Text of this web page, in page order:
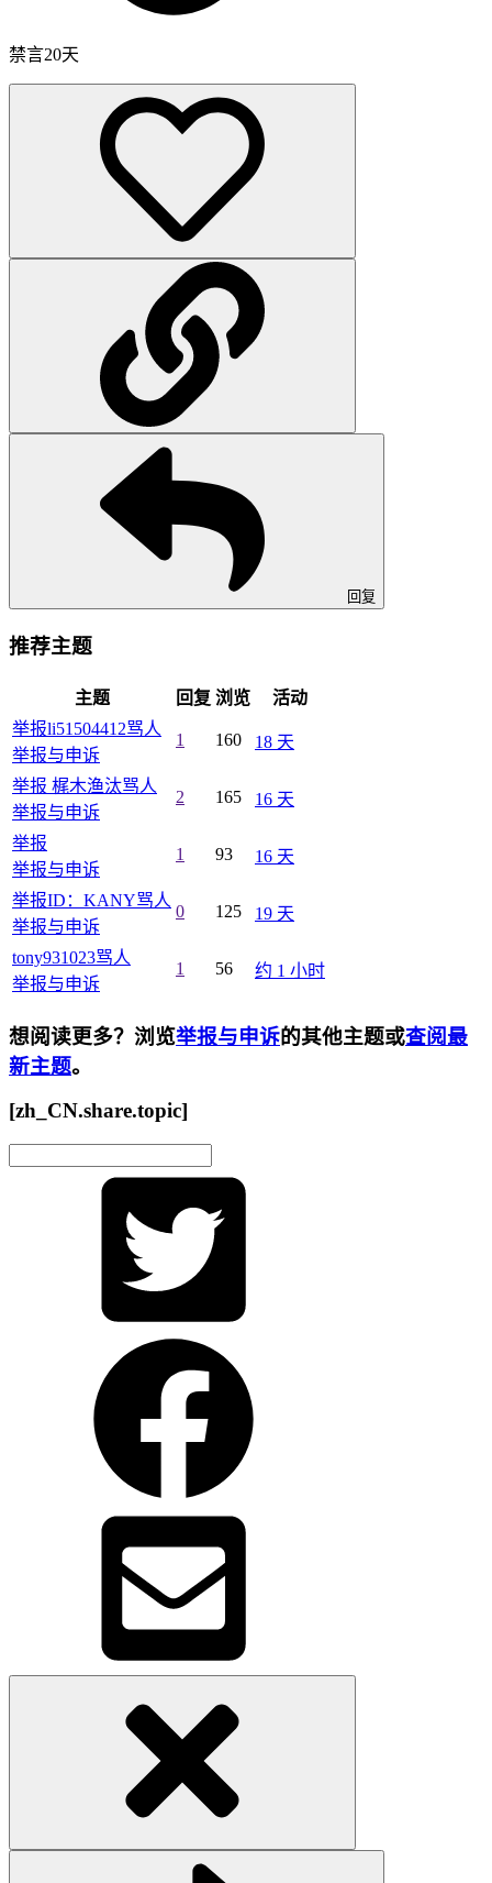
禁言20天
回复
推荐主题
主题 回复 浏览
活动
举报li51504412骂人
举报与申诉
1 160 18 天
举报 梶木渔汰骂人
举报与申诉
2 165 16 天
举报
举报与申诉
1 93 16 天
举报ID：KANY骂人
举报与申诉
0 125 19 天
tony931023骂人
举报与申诉
1 56 约 1 小时
想阅读更多？浏览举报与申诉的其他主题或查阅最
新主题。
[zh_CN.share.topic]